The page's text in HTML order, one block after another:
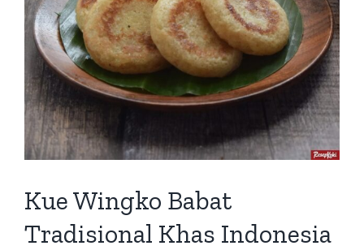
Kue Wingko Babat
Tradisional Khas Indonesia